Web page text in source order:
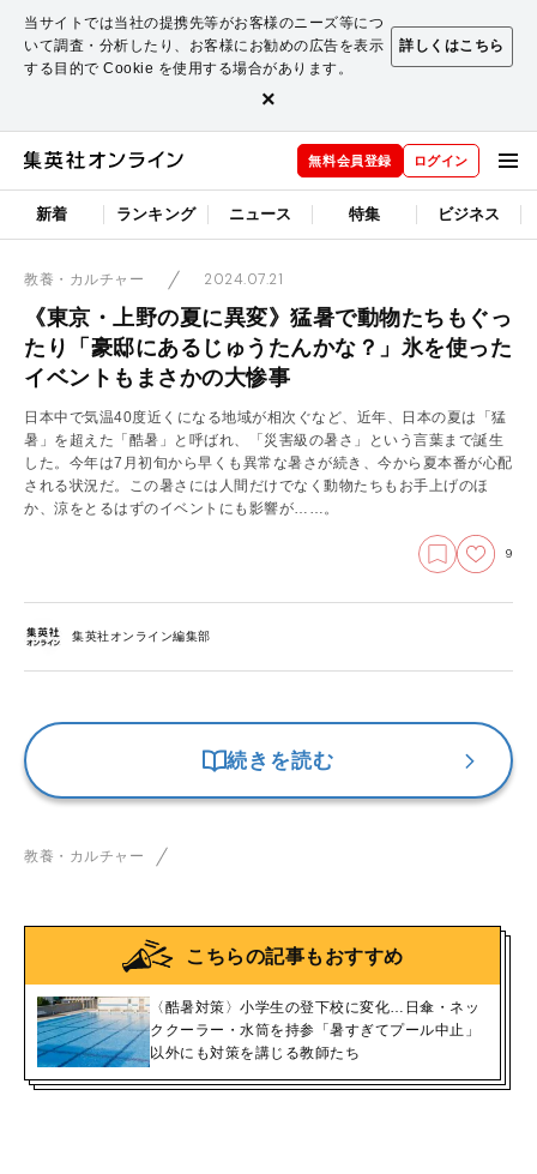
当サイトでは当社の提携先等がお客様のニーズ等につ
いて調査・分析したり、お客様にお勧めの広告を表示
する目的で Cookie を使用する場合があります。
詳しくはこちら
×
無料会員登録 ログイン
新着 ランキング ニュース 特集 ビジネス
教養・カルチャー 2024.07.21
《東京・上野の夏に異変》猛暑で動物たちもぐっ
たり「豪邸にあるじゅうたんかな？」氷を使った
イベントもまさかの大惨事
日本中で気温40度近くになる地域が相次ぐなど、近年、日本の夏は「猛
暑」を超えた「酷暑」と呼ばれ、「災害級の暑さ」という言葉まで誕生
した。今年は7月初旬から早くも異常な暑さが続き、今から夏本番が心配
される状況だ。この暑さには人間だけでなく動物たちもお手上げのほ
か、涼をとるはずのイベントにも影響が……。
9
集英社オンライン編集部
続きを読む
教養・カルチャー
こちらの記事もおすすめ
〈酷暑対策〉小学生の登下校に変化…日傘・ネッ
ククーラー・水筒を持参「暑すぎてプール中止」
以外にも対策を講じる教師たち